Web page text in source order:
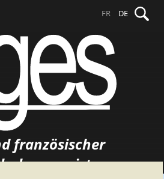
Inhalt
nach:
FR DE
französischer